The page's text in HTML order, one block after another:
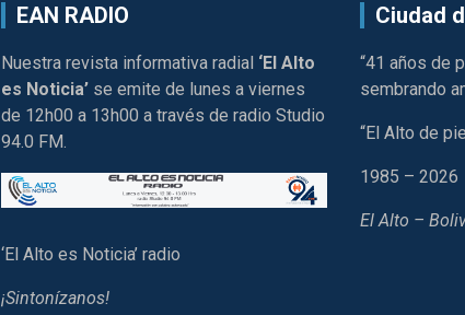
EAN RADIO
Nuestra revista informativa radial ‘El Alto
es Noticia’ se emite de lunes a viernes
de 12h00 a 13h00 a través de radio Studio
94.0 FM.
‘El Alto es Noticia’ radio
¡Sintonízanos!
Ciudad
“41 años de
sembrando
“El Alto de
1985 – 2026
El Alto –